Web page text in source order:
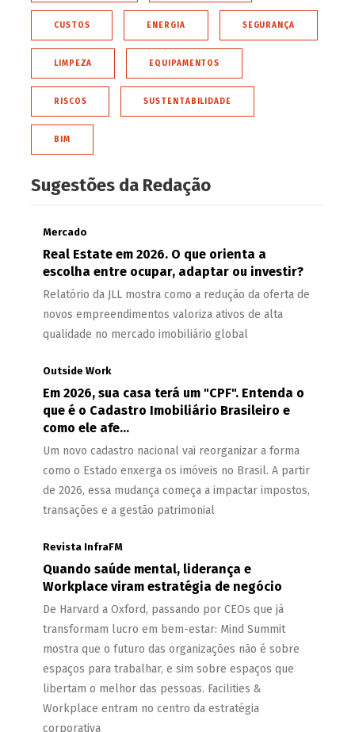
CUSTOS ENERGIA SEGURANÇA
LIMPEZA EQUIPAMENTOS
RISCOS SUSTENTABILIDADE
BIM
Sugestões da Redação
Mercado
Real Estate em 2026. O que orienta a
escolha entre ocupar, adaptar ou investir?
Relatório da JLL mostra como a redução da oferta de
novos empreendimentos valoriza ativos de alta
qualidade no mercado imobiliário global
Outside Work
Em 2026, sua casa terá um "CPF". Entenda o
que é o Cadastro Imobiliário Brasileiro e
como ele afe...
Um novo cadastro nacional vai reorganizar a forma
como o Estado enxerga os imóveis no Brasil. A partir
de 2026, essa mudança começa a impactar impostos,
transações e a gestão patrimonial
Revista InfraFM
Quando saúde mental, liderança e
Workplace viram estratégia de negócio
De Harvard a Oxford, passando por CEOs que já
transformam lucro em bem-estar: Mind Summit
mostra que o futuro das organizações não é sobre
espaços para trabalhar, e sim sobre espaços que
libertam o melhor das pessoas. Facilities &
Workplace entram no centro da estratégia
corporativa